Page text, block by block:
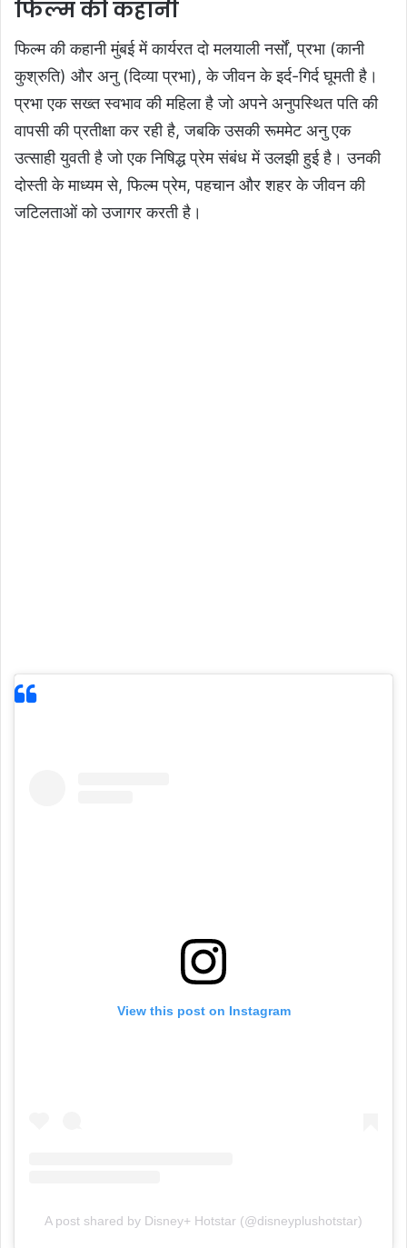
फिल्म की कहानी
फिल्म की कहानी मुंबई में कार्यरत दो मलयाली नर्सों, प्रभा (कानी
कुश्रुति) और अनु (दिव्या प्रभा), के जीवन के इर्द-गिर्द घूमती है।
प्रभा एक सख्त स्वभाव की महिला है जो अपने अनुपस्थित पति की
वापसी की प्रतीक्षा कर रही है, जबकि उसकी रूममेट अनु एक
उत्साही युवती है जो एक निषिद्ध प्रेम संबंध में उलझी हुई है। उनकी
दोस्ती के माध्यम से, फिल्म प्रेम, पहचान और शहर के जीवन की
जटिलताओं को उजागर करती है।
View this post on Instagram
A post shared by Disney+ Hotstar (@disneyplushotstar)